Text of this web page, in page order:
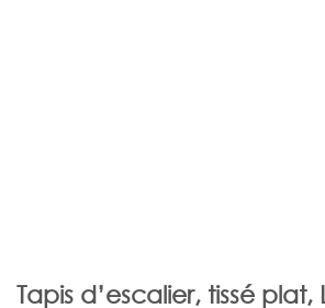
Tapis d’escalier, tissé plat,